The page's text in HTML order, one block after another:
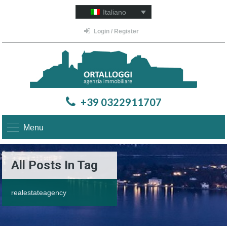
Italiano
Login / Register
+39 0322911707
Menu
All Posts In Tag
realestateagency